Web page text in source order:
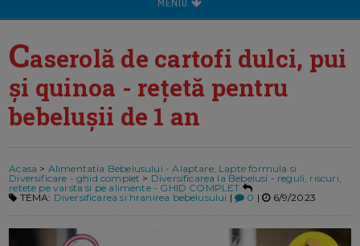
Caserolă de cartofi dulci, pui
și quinoa - rețetă pentru
bebelușii de 1 an
Acasa > Alimentatia Bebelusului - Alaptare, Lapte formula si
Diversificare - ghid complet > Diversificarea la Bebelusi - reguli, riscuri,
retete pe varsta si pe alimente - GHID COMPLET
TEMA: Diversificarea si hranirea bebelusului | 0 | 6/9/2023